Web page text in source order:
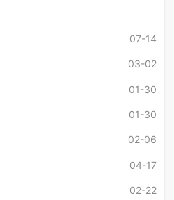
07-14
03-02
01-30
01-30
02-06
04-17
02-22